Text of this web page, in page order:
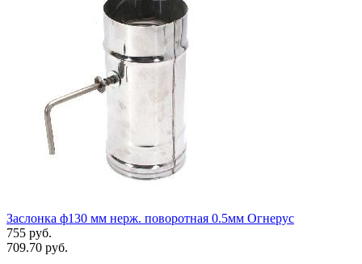
Заслонка ф130 мм нерж. поворотная 0.5мм Огнерус
755 руб.
709.70 руб.